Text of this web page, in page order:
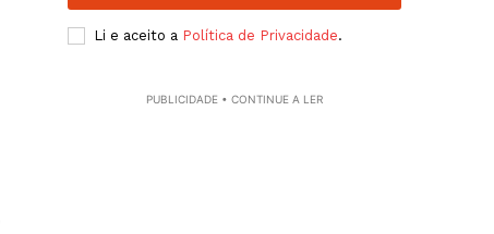
Li e aceito a Política de Privacidade.
PUBLICIDADE • CONTINUE A LER